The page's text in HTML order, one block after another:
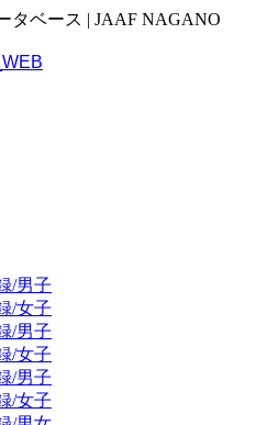
タベース | JAAF NAGANO
/男子
/女子
/男子
/女子
/男子
/女子